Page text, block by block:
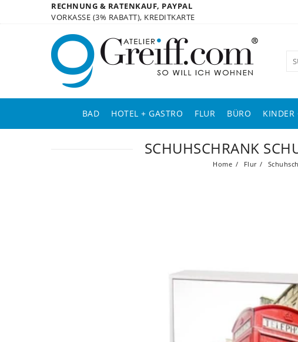
RECHNUNG & RATENKAUF, PAYPAL
VORKASSE (3% RABATT), KREDITKARTE
BAD HOTEL + GASTRO FLUR BÜRO KINDER
SCHUHSCHRANK
Home Flur